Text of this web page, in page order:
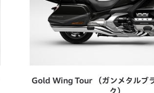
Gold Wing Tour （ガンメタルブ
ク）